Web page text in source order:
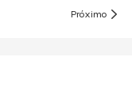
Próximo